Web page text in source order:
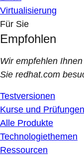
Virtualisierung
Für Sie
Empfohlen
Wir empfehlen
Sie redhat.com
Testversionen
Kurse und Prüfungen
Alle Produkte
Technologiethemen
Ressourcen